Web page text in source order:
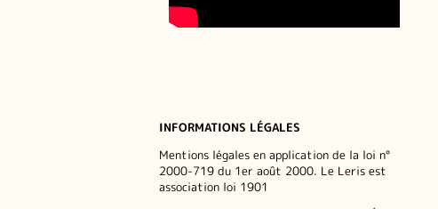
INFORMATIONS LÉGALES
Mentions légales en application de la loi n°
2000-719 du 1er août 2000. Le Leris est
association loi 1901